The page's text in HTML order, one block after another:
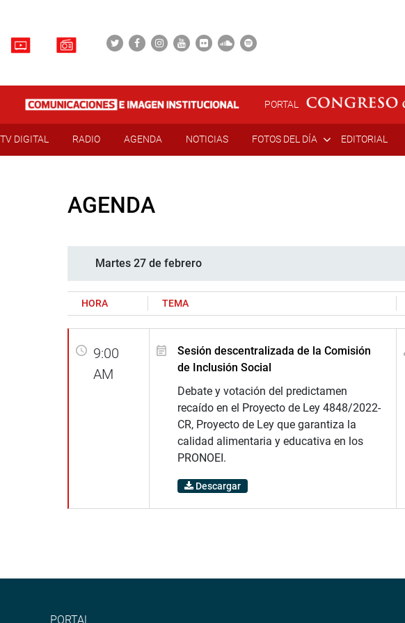
PORTAL
TV DIGITAL RADIO AGENDA NOTICIAS FOTOS DEL DÍA EDITORIAL
AGENDA
Martes 27 de febrero
HORA TEMA
9:00
AM
Sesión descentralizada de la Comisión
de Inclusión Social
Debate y votación del predictamen
recaído en el Proyecto de Ley 4848/2022-
CR, Proyecto de Ley que garantiza la
calidad alimentaria y educativa en los
PRONOEI.
Descargar
PORTAL